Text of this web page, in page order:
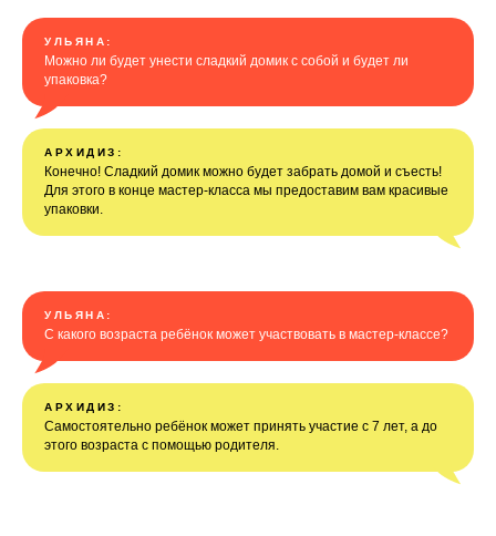
УЛЬЯНА:
Можно ли будет унести сладкий домик с собой и будет ли
упаковка?
АРХИДИЗ:
Конечно! Сладкий домик можно будет забрать домой и съесть!
Для этого в конце мастер-класса мы предоставим вам красивые
упаковки.
УЛЬЯНА:
С какого возраста ребёнок может участвовать в мастер-классе?
АРХИДИЗ:
Самостоятельно ребёнок может принять участие с 7 лет, а до
этого возраста с помощью родителя.